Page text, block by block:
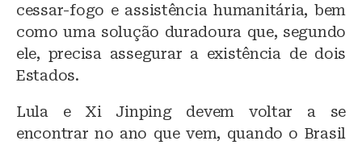
cessar-fogo e assistência humanitária, bem
como uma solução duradoura que, segundo
ele, precisa assegurar a existência de dois
Estados.
Lula e Xi Jinping devem voltar a se
encontrar no ano que vem, quando o Brasil